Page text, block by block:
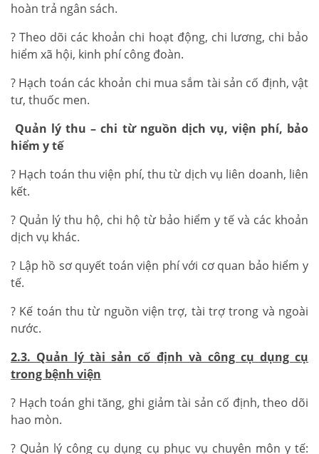
hoàn trả ngân sách.
? Theo dõi các khoản chi hoạt động, chi lương, chi bảo
hiểm xã hội, kinh phí công đoàn.
? Hạch toán các khoản chi mua sắm tài sản cố định, vật
tư, thuốc men.
Quản lý thu – chi từ nguồn dịch vụ, viện phí, bảo
hiểm y tế
? Hạch toán thu viện phí, thu từ dịch vụ liên doanh, liên
kết.
? Quản lý thu hộ, chi hộ từ bảo hiểm y tế và các khoản
dịch vụ khác.
? Lập hồ sơ quyết toán viện phí với cơ quan bảo hiểm y
tế.
? Kế toán thu từ nguồn viện trợ, tài trợ trong và ngoài
nước.
2.3. Quản lý tài sản cố định và công cụ dụng cụ
trong bệnh viện
? Hạch toán ghi tăng, ghi giảm tài sản cố định, theo dõi
hao mòn.
? Quản lý công cụ dụng cụ phục vụ chuyên môn y tế: